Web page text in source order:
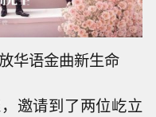
华语金曲新生命
邀请到了两位屹立